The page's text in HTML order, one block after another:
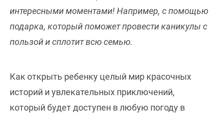
интересными моментами! Например, с помощью
подарка, который поможет провести каникулы с
пользой и сплотит всю семью.
Как открыть ребенку целый мир красочных
историй и увлекательных приключений,
который будет доступен в любую погоду в